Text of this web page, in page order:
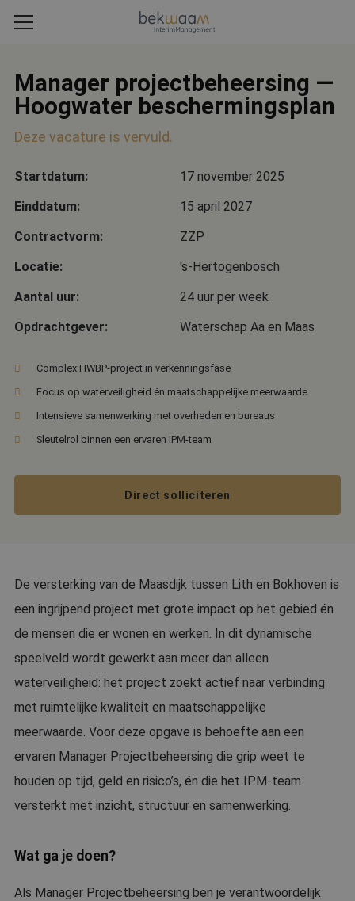
Manager projectbeheersing —
Hoogwater beschermingsplan
Deze vacature is vervuld.
Startdatum:
17 november 2025
Einddatum:
15 april 2027
Contractvorm:
ZZP
Locatie:
's-Hertogenbosch
Aantal uur:
24 uur per week
Opdrachtgever:
Waterschap Aa en Maas
Complex HWBP-project in verkenningsfase
Focus op waterveiligheid én maatschappelijke meerwaarde
Intensieve samenwerking met overheden en bureaus
Sleutelrol binnen een ervaren IPM-team
Direct solliciteren
De versterking van de Maasdijk tussen Lith en Bokhoven is
een ingrijpend project met grote impact op het gebied én
de mensen die er wonen en werken. In dit dynamische
speelveld wordt gewerkt aan meer dan alleen
waterveiligheid: het project zoekt actief naar verbinding
met ruimtelijke kwaliteit en maatschappelijke
meerwaarde. Voor deze opgave is behoefte aan een
ervaren Manager Projectbeheersing die grip weet te
houden op tijd, geld en risico’s, én die het IPM-team
versterkt met inzicht, structuur en samenwerking.
Wat ga je doen?
Als Manager Projectbeheersing ben je verantwoordelijk